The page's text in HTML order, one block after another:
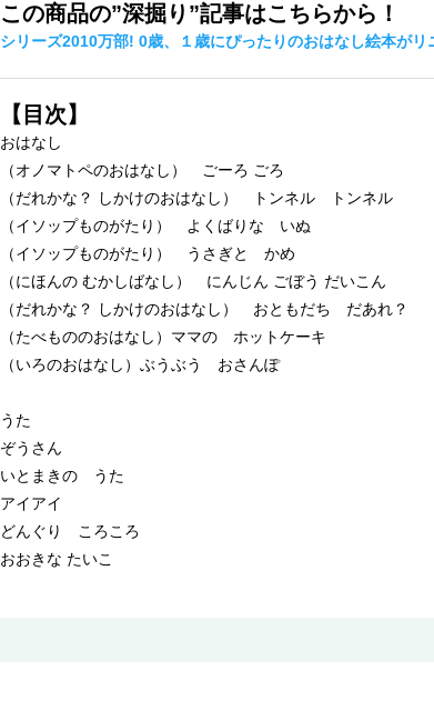
この商品の”深掘り”記事はこちらから！
シリーズ2010万部! 0歳、１歳にぴったりのおはなし絵本がリ
【目次】
おはなし
（オノマトペのおはなし） ごーろ ごろ
（だれかな？ しかけのおはなし） トンネル トンネル
（イソップものがたり） よくばりな いぬ
（イソップものがたり） うさぎと かめ
（にほんの むかしばなし） にんじん ごぼう だいこん
（だれかな？ しかけのおはなし） おともだち だあれ？
（たべもののおはなし）ママの ホットケーキ
（いろのおはなし）ぶうぶう おさんぽ
うた
ぞうさん
いとまきの うた
アイアイ
どんぐり ころころ
おおきな たいこ